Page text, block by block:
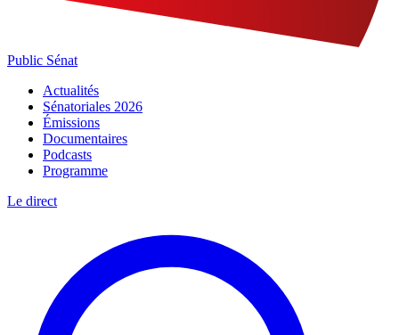
Public Sénat
Actualités
Sénatoriales 2026
Émissions
Documentaires
Podcasts
Programme
Le direct